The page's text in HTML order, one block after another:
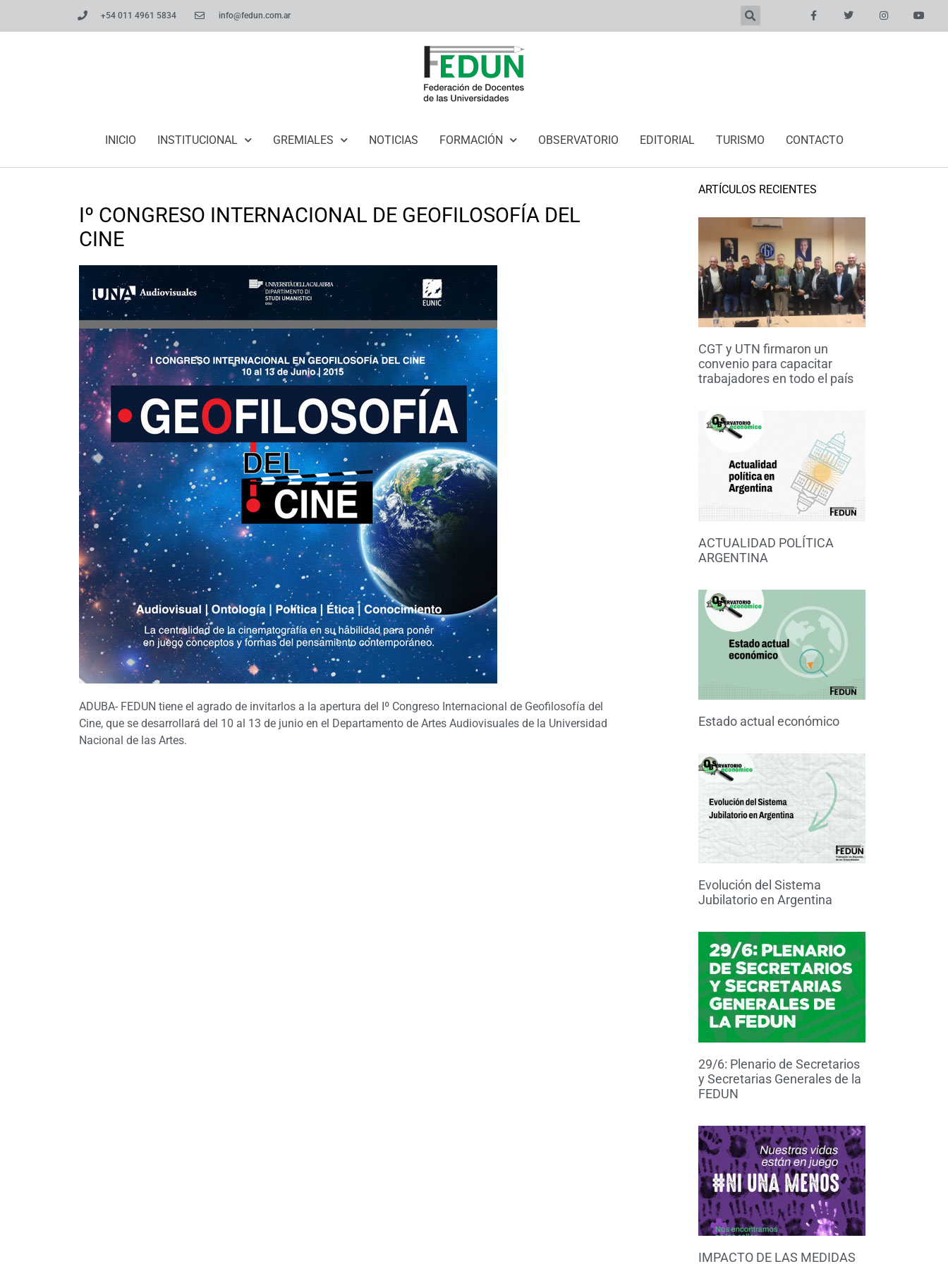
+54 011 4961 5834 info@fedun.com.ar
INICIO INSTITUCIONAL GREMIALES NOTICIAS FORMACIÓN OBSERVATORIO EDITORIAL TURISMO CONTACTO
Iº CONGRESO INTERNACIONAL DE GEOFILOSOFÍA DEL
CINE
ADUBA- FEDUN tiene el agrado de invitarlos a la apertura del Iº Congreso Internacional de Geofilosofía del
Cine, que se desarrollará del 10 al 13 de junio en el Departamento de Artes Audiovisuales de la Universidad
Nacional de las Artes.
ARTÍCULOS RECIENTES
CGT y UTN firmaron un
convenio para capacitar
trabajadores en todo el país
ACTUALIDAD POLÍTICA
ARGENTINA
Estado actual económico
Evolución del Sistema
Jubilatorio en Argentina
29/6: Plenario de Secretarios
y Secretarias Generales de la
FEDUN
IMPACTO DE LAS MEDIDAS